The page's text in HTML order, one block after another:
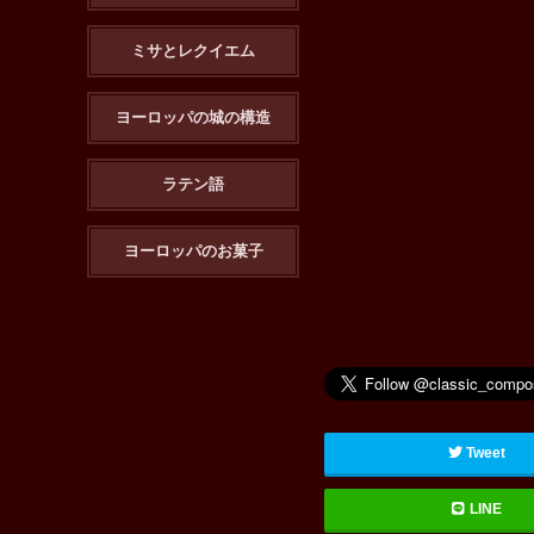
Tweet
LINE
ミサとレクイエム
ヨーロッパの城の構造
ラテン語
ヨーロッパのお菓子